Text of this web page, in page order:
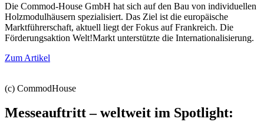
Die Commod-House GmbH hat sich auf den Bau von individuellen
Holzmodulhäusern spezialisiert. Das Ziel ist die europäische
Marktführerschaft, aktuell liegt der Fokus auf Frankreich. Die
Förderungsaktion Welt!Markt unterstützte die Internationalisierung.
Zum Artikel
(c) CommodHouse
Messeauftritt – weltweit im Spotlight: